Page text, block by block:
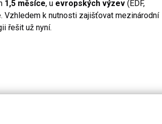
1,5 měsíce, u evropských výzev (EDF,
. Vzhledem k nutnosti zajišťovat mezinárodní
řešit už nyní.